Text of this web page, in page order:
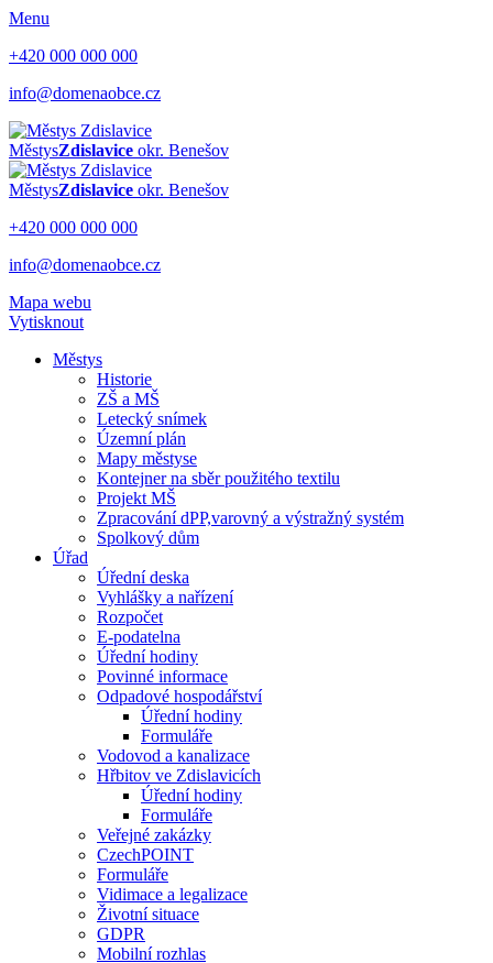
Menu
+420 000 000 000
info@domenaobce.cz
MěstysZdislavice okr. Benešov
MěstysZdislavice okr. Benešov
+420 000 000 000
info@domenaobce.cz
Mapa webu
Vytisknout
Městys
Historie
ZŠ a MŠ
Letecký snímek
Územní plán
Mapy městyse
Kontejner na sběr použitého textilu
Projekt MŠ
Zpracování dPP,varovný a výstražný systém
Spolkový dům
Úřad
Úřední deska
Vyhlášky a nařízení
Rozpočet
E-podatelna
Úřední hodiny
Povinné informace
Odpadové hospodářství
Úřední hodiny
Formuláře
Vodovod a kanalizace
Hřbitov ve Zdislavicích
Úřední hodiny
Formuláře
Veřejné zakázky
CzechPOINT
Formuláře
Vidimace a legalizace
Životní situace
GDPR
Mobilní rozhlas